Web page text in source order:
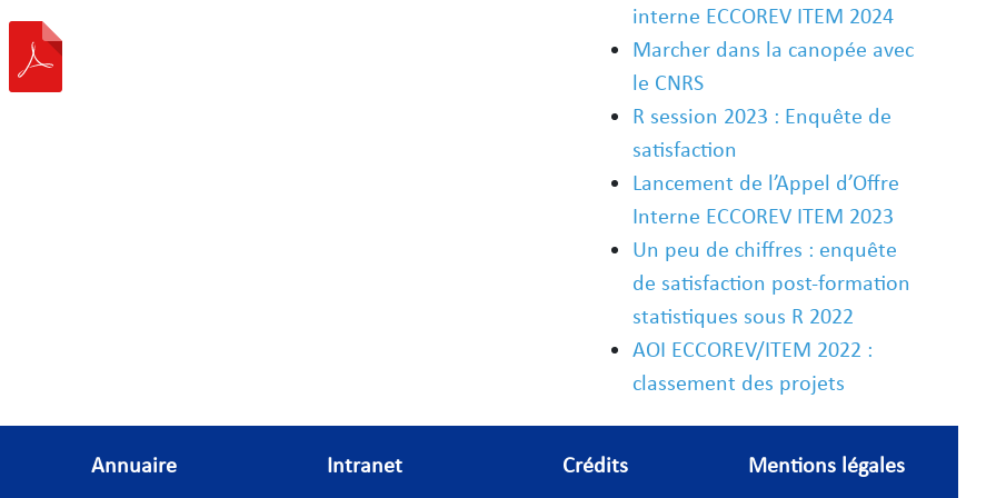
interne ECCOREV ITEM 2024
Marcher dans la canopée avec
le CNRS
R session 2023 : Enquête de
satisfaction
Lancement de l’Appel d’Offre
Interne ECCOREV ITEM 2023
Un peu de chiffres : enquête
de satisfaction post-formation
statistiques sous R 2022
AOI ECCOREV/ITEM 2022 :
classement des projets
Annuaire Intranet Crédits Mentions légales